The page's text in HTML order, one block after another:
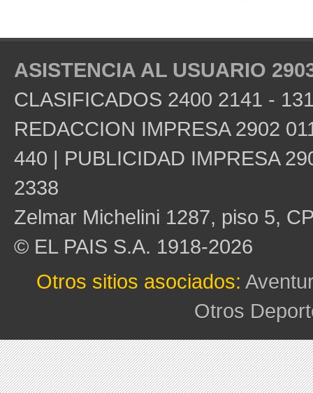
ASISTENCIA AL USUARIO
CLASIFICADOS 2400 2141 -
REDACCION IMPRESA 2902
440 | PUBLICIDAD IMPRESA
2338
Zelmar Michelini 1287, piso 5,
© EL PAIS S.A. 1918-2026
Otros sitios asociados:
Otros